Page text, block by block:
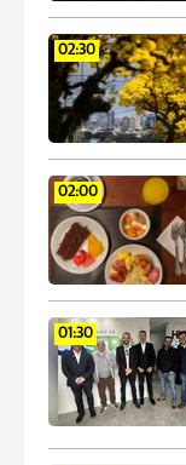
02:30
02:00
01:30